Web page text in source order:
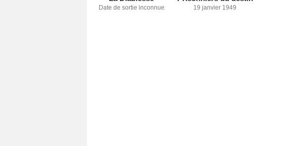
Date de sortie inconnue 19 janvier 1949